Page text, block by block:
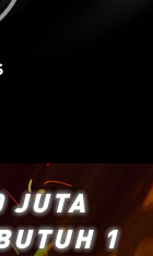
JUTA
1